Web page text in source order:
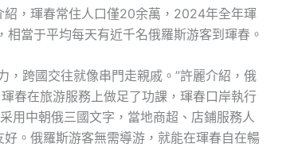
，琿春常住人口僅20余萬，2024年全年琿
當于平均每天有近千名俄羅斯游客到琿春。
，跨國交往就像串門走親戚。”許麗介紹，俄
春在旅游服務上做足了功課，琿春口岸執行
用中朝俄三國文字，當地商超、店鋪服務人
。俄羅斯游客無需導游，就能在琿春自在暢